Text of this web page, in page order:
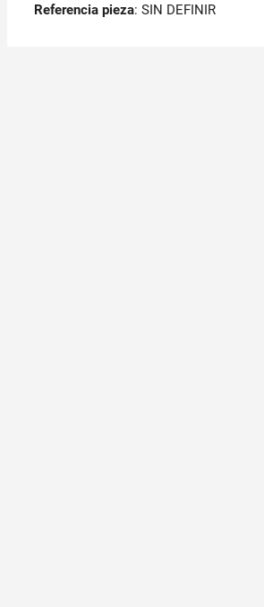
Referencia pieza: SIN DEFINIR